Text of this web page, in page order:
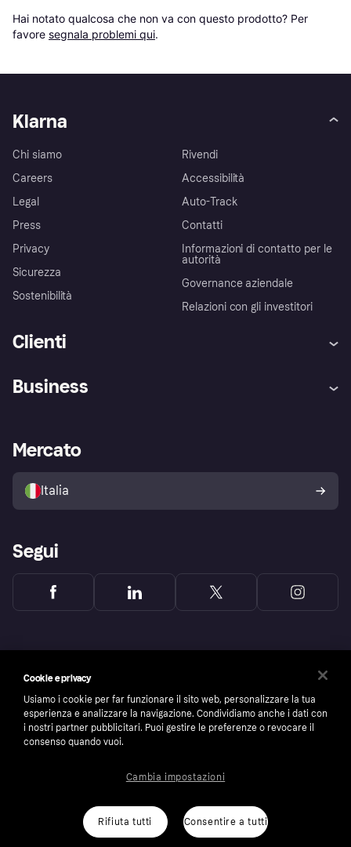
Hai notato qualcosa che non va con questo prodotto? Per
favore segnala problemi qui.
Klarna
Chi siamo
Careers
Legal
Press
Privacy
Sicurezza
Sostenibilità
Rivendi
Accessibilità
Auto-Track
Contatti
Informazioni di contatto per le
autorità
Governance aziendale
Relazioni con gli investitori
Clienti
Assistenza
Esplora i negozi
Politica di protezione
dell'acquirente Klarna
Business
Accesso aziende
Mercato
Italia
Segui
number: 556737-0431
Cookies Klarna.com
Cookie e privacy
Usiamo i cookie per far funzionare il sito web, personalizzare la tua
esperienza e analizzare la navigazione. Condividiamo anche i dati con
i nostri partner pubblicitari. Puoi gestire le preferenze o revocare il
consenso quando vuoi.
Rifiuta tutti Consentire a tutti
Cambia impostazioni